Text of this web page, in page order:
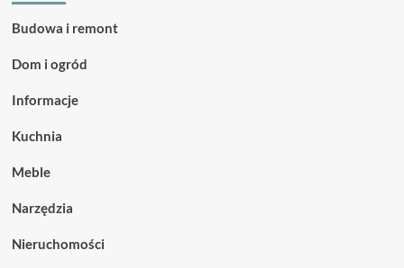
Budowa i remont
Dom i ogród
Informacje
Kuchnia
Meble
Narzędzia
Nieruchomości